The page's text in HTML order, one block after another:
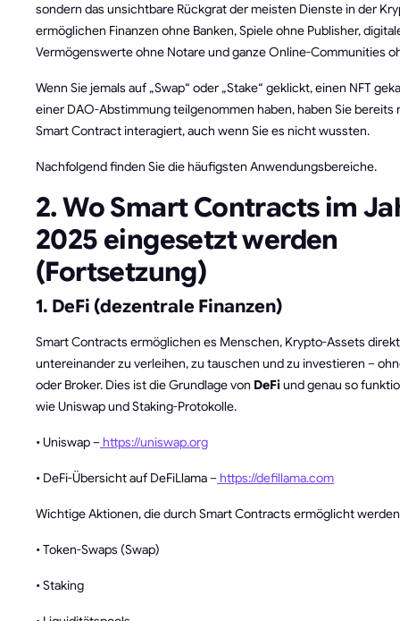
sondern das unsichtbare Rückgrat der meisten Dienste in der
ermöglichen Finanzen ohne Banken, Spiele ohne Publisher,
Vermögenswerte ohne Notare und ganze Online-Communities
Wenn Sie jemals auf „Swap“ oder „Stake“ geklickt, einen NFT
einer DAO-Abstimmung teilgenommen haben, haben Sie bereits
Smart Contract interagiert, auch wenn Sie es nicht wussten.
Nachfolgend finden Sie die häufigsten Anwendungsbereiche.
2. Wo Smart Contracts im
2025 eingesetzt werden
(Fortsetzung)
1. DeFi (dezentrale Finanzen)
Smart Contracts ermöglichen es Menschen, Krypto-Assets direkt
untereinander zu verleihen, zu tauschen und zu investieren –
oder Broker. Dies ist die Grundlage von DeFiund genau so
wie Uniswap und Staking-Protokolle.
• Uniswap – https://uniswap.org
• DeFi-Übersicht auf DeFiLlama – https://defillama.com
Wichtige Aktionen, die durch Smart Contracts ermöglicht
• Token-Swaps (Swap)
• Staking